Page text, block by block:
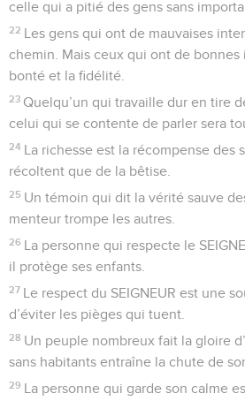
celle qui a pitié des gens sans
22 Les gens qui ont de mauvaises
chemin. Mais ceux qui ont de
bonté et la fidélité.
23 Quelqu’un qui travaille dur en tire
celui qui se contente de parler sera
24 La richesse est la récompense des
récoltent que de la bêtise.
25 Un témoin qui dit la vérité sauve
menteur trompe les autres.
26 La personne qui respecte le
il protège ses enfants.
27 Le respect du SEIGNEUR est une
d’éviter les pièges qui tuent.
28 Un peuple nombreux fait la gloire
sans habitants entraîne la chute de
29 La personne qui garde son calme